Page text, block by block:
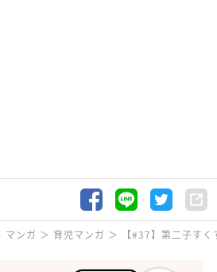
マンガ 育児マンガ 【#37】第二子す